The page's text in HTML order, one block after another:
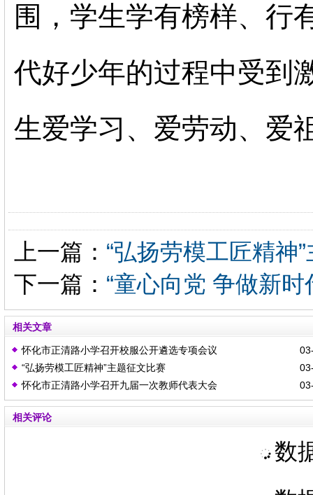
围，学生学有榜样、行
代好少年的过程中受到
生爱学习、爱劳动、爱
上一篇： “弘扬劳模工匠精神
下一篇： “童心向党 争做新
相关文章
怀化市正清路小学召开校服公开遴选专项会议
“弘扬劳模工匠精神”主题征文比赛
怀化市正清路小学召开九届一次教师代表大会
相关评论
数